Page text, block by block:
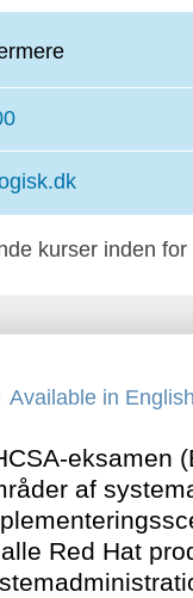
kurser inden for
Available in English
eksamen
af
Red Hat